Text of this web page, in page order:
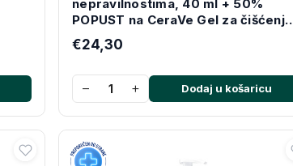
nepravilnostima, 40 ml + 50%
POPUST na CeraVe Gel za čišćenje
za kožu sklonu nepravilnostima,
236 ml
€24,30
− + Dodaj u košaricu